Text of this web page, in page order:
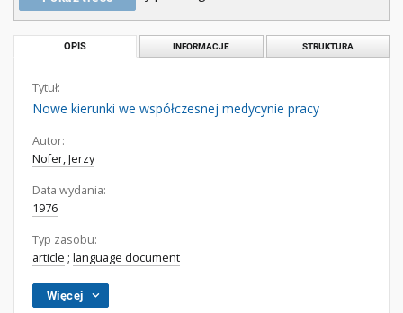
OPIS INFORMACJE STRUKTURA
Tytuł:
Nowe kierunki we współczesnej medycynie pracy
Autor:
Nofer, Jerzy
Data wydania:
1976
Typ zasobu:
article ; language document
Więcej